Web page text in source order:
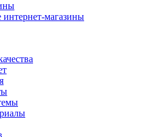
магазины